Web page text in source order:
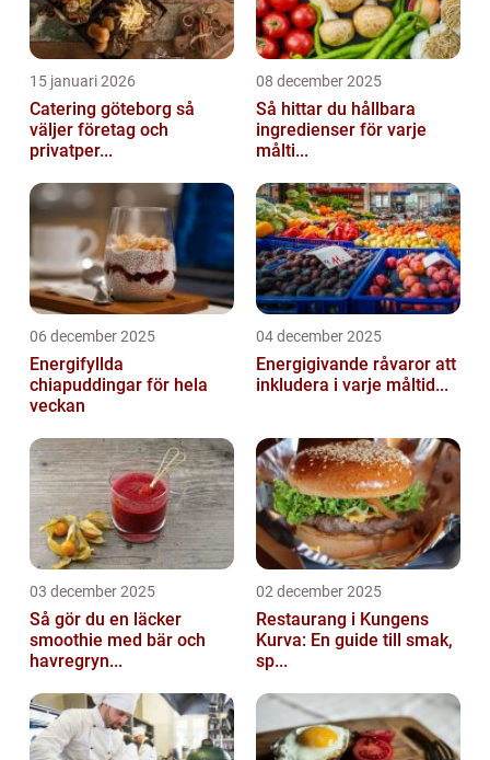
15 januari 2026
Catering göteborg så
väljer företag och
privatper...
08 december 2025
Så hittar du hållbara
ingredienser för varje
målti...
06 december 2025
Energifyllda
chiapuddingar för hela
veckan
04 december 2025
Energigivande råvaror att
inkludera i varje måltid...
03 december 2025
Så gör du en läcker
smoothie med bär och
havregryn...
02 december 2025
Restaurang i Kungens
Kurva: En guide till smak,
sp...